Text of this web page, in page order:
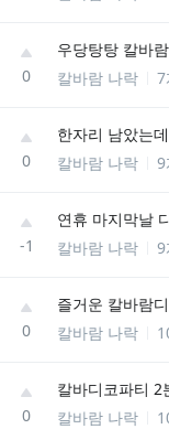
0
칼바람 나락
7
0
칼바람 나락
9
-1
칼바람 나락
9
0
칼바람 나락
0
칼바람 나락